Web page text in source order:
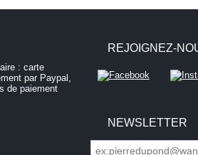
REJOIGNEZ-
NEWSLETTER